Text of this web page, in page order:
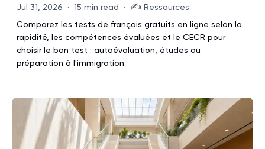
Jul 31, 2026 · 15 min read · ✍️ Ressources
Comparez les tests de français gratuits en ligne selon la
rapidité, les compétences évaluées et le CECR pour
choisir le bon test : autoévaluation, études ou
préparation à l'immigration.